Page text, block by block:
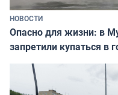
НОВОСТИ
Опасно для жизни: в
запретили купаться в